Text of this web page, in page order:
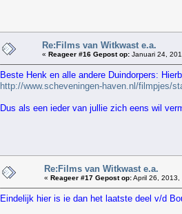
Re:Films van Witkwast e.a.
« Reageer #16 Gepost op: Januari 24,
Beste Henk en alle andere Duindorpers:
http://www.scheveningen-haven.nl/filmpjes/
Dus als een ieder van jullie zich eens wil
Re:Films van Witkwast e.a.
« Reageer #17 Gepost op:April 26, 2013,
Eindelijk hier is ie dan het laatste deel v/d